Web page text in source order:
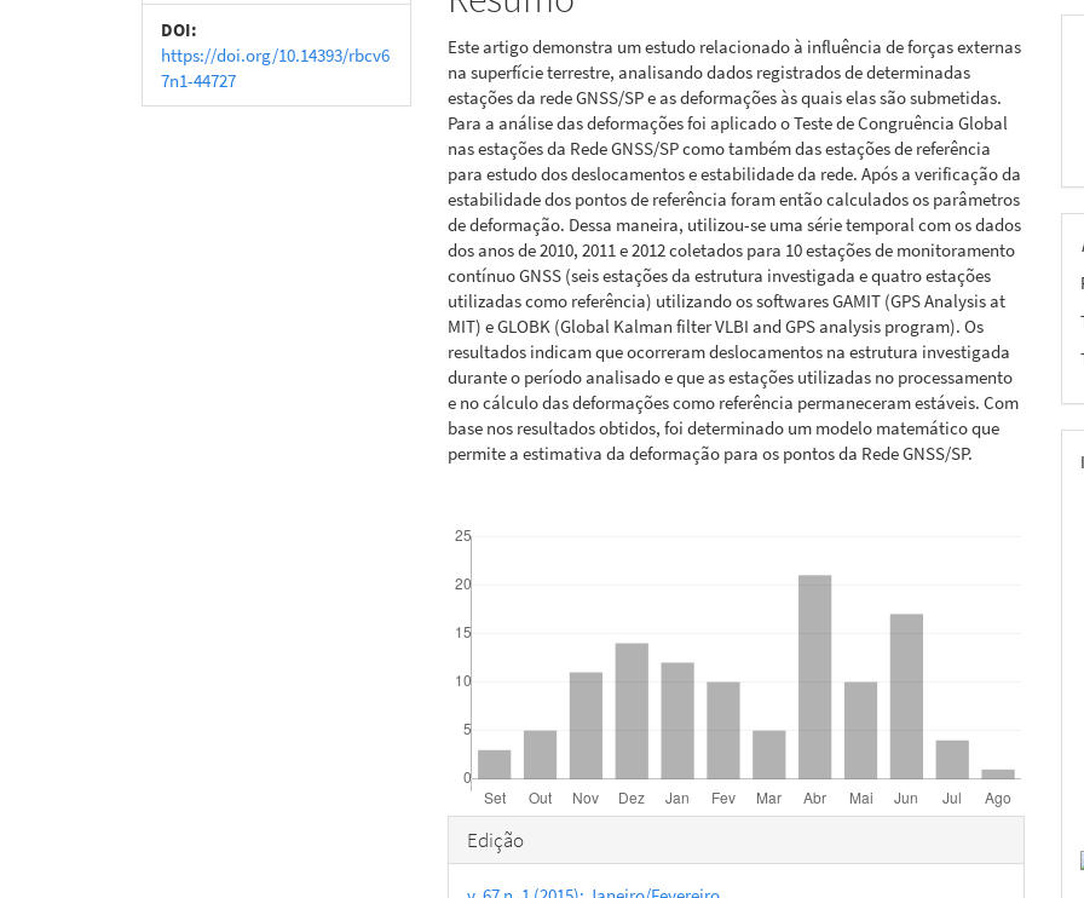
artigos
DOI:
https://doi.org/10.14393/rbcv6
7n1-44727
principal
Este artigo demonstra um estudo relacionado à influência de forças externas
na superfície terrestre, analisando dados registrados de determinadas
estações da rede GNSS/SP e as deformações às quais elas são submetidas.
Para a análise das deformações foi aplicado o Teste de Congruência Global
nas estações da Rede GNSS/SP como também das estações de referência
para estudo dos deslocamentos e estabilidade da rede. Após a verificação da
estabilidade dos pontos de referência foram então calculados os parâmetros
de deformação. Dessa maneira, utilizou-se uma série temporal com os dados
dos anos de 2010, 2011 e 2012 coletados para 10 estações de monitoramento
contínuo GNSS (seis estações da estrutura investigada e quatro estações
utilizadas como referência) utilizando os softwares GAMIT (GPS Analysis at
MIT) e GLOBK (Global Kalman filter VLBI and GPS analysis program). Os
resultados indicam que ocorreram deslocamentos na estrutura investigada
durante o período analisado e que as estações utilizadas no processamento
e no cálculo das deformações como referência permaneceram estáveis. Com
base nos resultados obtidos, foi determinado um modelo matemático que
permite a estimativa da deformação para os pontos da Rede GNSS/SP.
Detalhes
do
Edição